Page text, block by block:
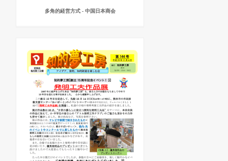
多角的経営方式 - 中国日本商会